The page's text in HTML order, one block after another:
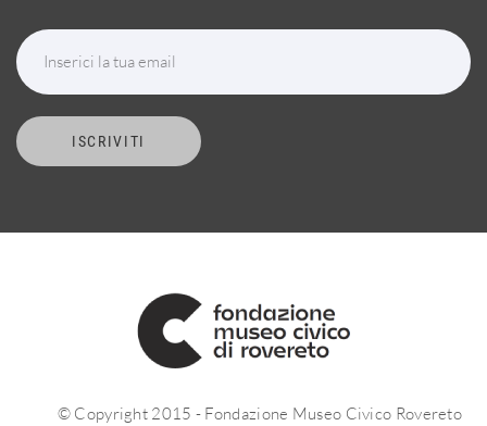
Inserici la tua email
ISCRIVITI
© Copyright 2015 - Fondazione Museo Civico Rovereto